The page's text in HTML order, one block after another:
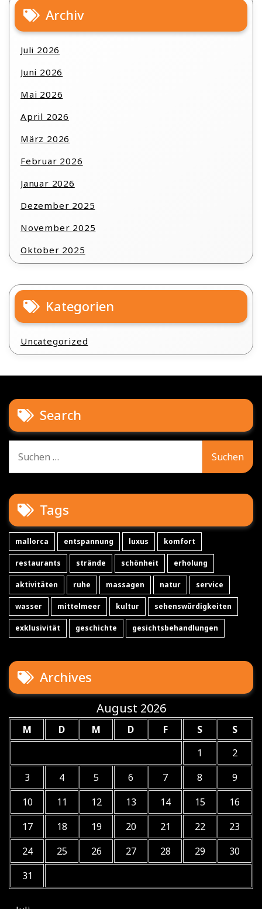
Archiv
Juli 2026
Juni 2026
Mai 2026
April 2026
März 2026
Februar 2026
Januar 2026
Dezember 2025
November 2025
Oktober 2025
Kategorien
Uncategorized
Search
nach:
Tags
mallorca entspannung luxus komfort
restaurants strände schönheit erholung
aktivitäten ruhe massagen natur service
wasser mittelmeer kultur sehenswürdigkeiten
exklusivität geschichte gesichtsbehandlungen
Archives
August 2026
M D M D F S
S
1
2
3
4 5 6 7 8
9
10
11 12 13 14 15
16
17
18 19 20 21 22
23
24
25 26 27 28 29
30
31